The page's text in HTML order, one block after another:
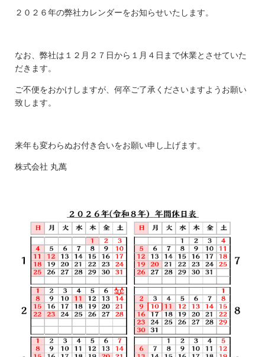
２０２６年の弊社カレンダーをお知らせいたします。
なお、弊社は１２月２７日から１月４日まで休業とさせていた
だきます。
ご不便をおかけしますが、何卒ご了承くださいますようお願い
致します。
来年も変わらぬお付き合いをお願い申し上げます。
株式会社 丸萬